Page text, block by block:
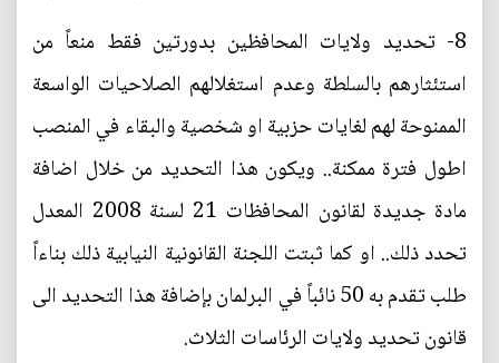
8- تحديد ولايات المحافظين بدورتين فقط منعاً من
استئثارهم بالسلطة وعدم استغلالهم الصلاحيات الواسعة
الممنوحة لهم لغايات حزبية او شخصية والبقاء في المنصب
اطول فترة ممكنة.. ويكون هذا التحديد من خلال اضافة
مادة جديدة لقانون المحافظات 21 لسنة 2008 المعدل
تحدد ذلك.. او كما ثبتت اللجنة القانونية النيابية ذلك بناءاً
طلب تقدم به 50 نائباً في البرلمان بإضافة هذا التحديد الى
قانون تحديد ولايات الرئاسات الثلاث.